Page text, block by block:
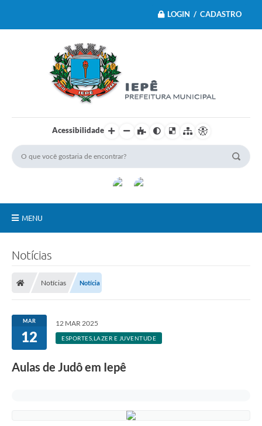
LOGIN / CADASTRO
Acessibilidade
MENU
Serviços Públicos
Carta de Serviços
Notícias
Notícias Notícia
MAR
12
12 MAR 2025
ESPORTES,LAZER E JUVENTUDE
Aulas de Judô em Iepê